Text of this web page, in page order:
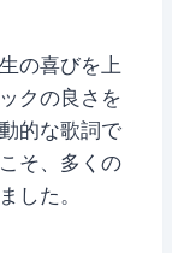
の喜びを上
クの良さを
的な歌詞で
そ、多くの
した。